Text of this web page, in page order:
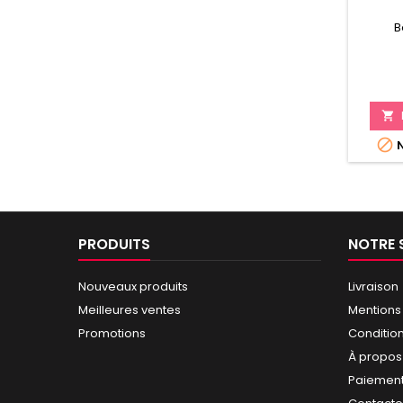


PRODUITS
Nouveaux produits
Meilleures ventes
Promotions
NOTRE
Livraison
À propos